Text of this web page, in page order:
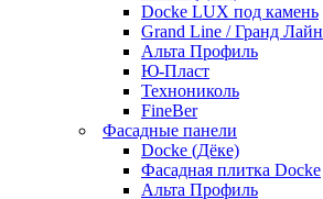
Docke LUX под камень
Grand Line / Гранд Лайн
Альта Профиль
Ю-Пласт
Технониколь
FineBer
Фасадные панели
Docke (Дёке)
Фасадная плитка Docke
Альта Профиль